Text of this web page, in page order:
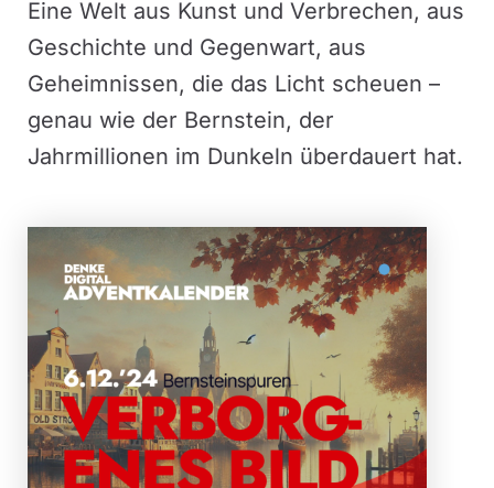
Eine Welt aus Kunst und Verbrechen, aus
Geschichte und Gegenwart, aus
Geheimnissen, die das Licht scheuen –
genau wie der Bernstein, der
Jahrmillionen im Dunkeln überdauert hat.